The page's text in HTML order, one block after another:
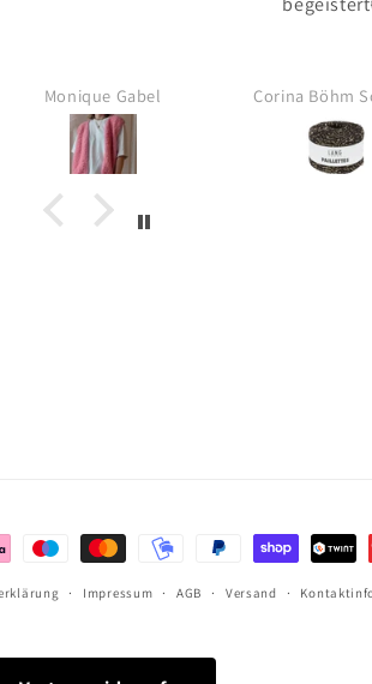
Monique Gabel Corina Böhm
Impressum AGB Versand